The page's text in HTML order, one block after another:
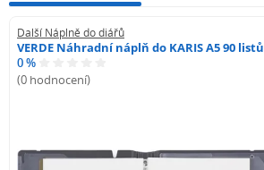
Další Náplně do diářů
VERDE Náhradní náplň do KARIS A5 90 listů
0 %
(0 hodnocení)